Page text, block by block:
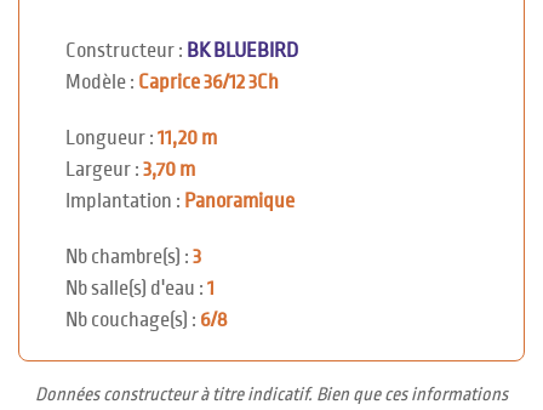
Constructeur : BK BLUEBIRD
Modèle : Caprice 36/12 3Ch
Longueur : 11,20 m
Largeur : 3,70 m
Implantation : Panoramique
Nb chambre(s) : 3
Nb salle(s) d'eau : 1
Nb couchage(s) : 6/8
Données constructeur à titre indicatif. Bien que ces informations